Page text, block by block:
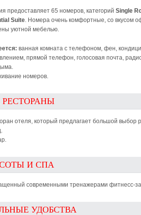
предоставляет 65 номеров, категорий Single
Suite. Номера очень комфортные, со вкусом
уютной мебелью.
ванная комната с телефоном, фен,
прямой телефон, голосовая почта,
номеров.
отеля, который предлагает большой выбор
И СПА
современными тренажерами фитнесс-
УДОБСТВА